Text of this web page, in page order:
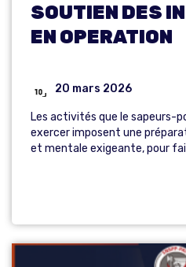
SOUTIEN DES
EN OPERATION
20 mars 2026
Les activités que le sapeurs-
exercer imposent une
et mentale exigeante, pour